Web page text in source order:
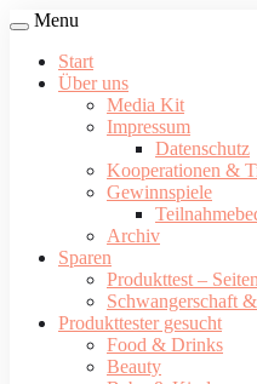
Menu
Start
Über uns
Media Kit
Impressum
Datenschutz
Kooperationen &
Gewinnspiele
Archiv
Sparen
Produkttest – Seiten
Schwangerschaft
Produkttester gesucht
Food & Drinks
Beauty